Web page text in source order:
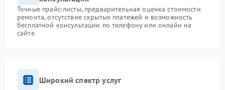
Точные прайс-листы, предварительная оценка стоимости
ремонта, отсутствие скрытых платежей и возможность
бесплатной консультации по телефону или онлайн на
сайте
Широкий спектр услуг